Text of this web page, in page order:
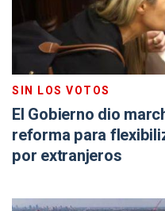
SIN LOS VOTOS
El Gobierno dio
reforma para
por extranjeros